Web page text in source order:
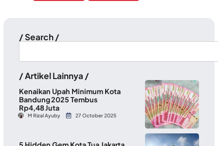
/ Search /
/ Artikel Lainnya /
Kenaikan Upah Minimum Kota
Bandung 2025 Tembus
Rp4,48 Juta
M Rizal Ayuby 27 October 2025